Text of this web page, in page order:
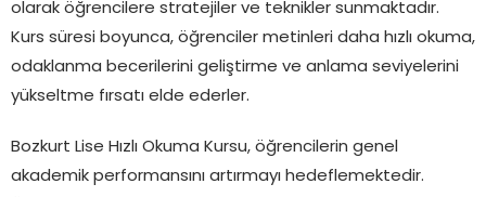
olarak öğrencilere stratejiler ve teknikler sunmaktadır.
Kurs süresi boyunca, öğrenciler metinleri daha hızlı okuma,
odaklanma becerilerini geliştirme ve anlama seviyelerini
yükseltme fırsatı elde ederler.
Bozkurt Lise Hızlı Okuma Kursu, öğrencilerin genel
akademik performansını artırmayı hedeflemektedir.